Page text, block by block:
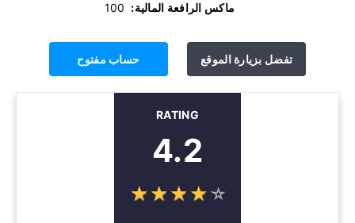
ماكس الرافعة المالية:
تفضل بزيارة الموقع حساب مفتوح
RATING
4.2
☆☆☆☆☆
★★★★★